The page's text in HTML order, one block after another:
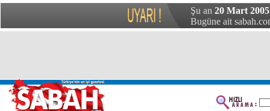
Şu an 20 Mart
Bugüne ait